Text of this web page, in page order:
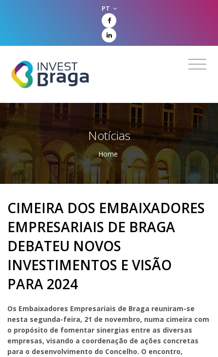
PT
Notícias
Home
CIMEIRA DOS EMBAIXADORES
EMPRESARIAIS DE BRAGA
DEBATEU NOVOS
INVESTIMENTOS E VISÃO
PARA 2024
Os Embaixadores Empresariais de Braga reuniram-se
nesta segunda-feira, 21 de novembro, numa cimeira com
o propósito de fomentar sinergias entre as diversas
empresas, visando a coordenação de ações concretas
para o desenvolvimento do Concelho. O encontro,